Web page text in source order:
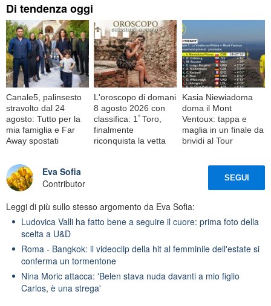
Di tendenza oggi
Canale5, palinsesto
stravolto dal 24
agosto: Tutto per la
mia famiglia e Far
Away spostati
L'oroscopo di domani
8 agosto 2026 con
classifica: 1ﾟToro,
finalmente
riconquista la vetta
Kasia Niewiadoma
doma il Mont
Ventoux: tappa e
maglia in un finale da
brividi al Tour
Eva Sofia
Contributor
SEGUI
Leggi di più sullo stesso argomento da Eva Sofia:
Ludovica Valli ha fatto bene a seguire il cuore: prima foto della
scelta a U&D
Roma - Bangkok: il videoclip della hit al femminile dell'estate si
conferma un tormentone
Nina Moric attacca: 'Belen stava nuda davanti a mio figlio
Carlos, è una strega'